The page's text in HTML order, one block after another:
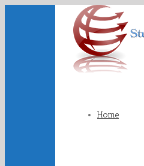
Home